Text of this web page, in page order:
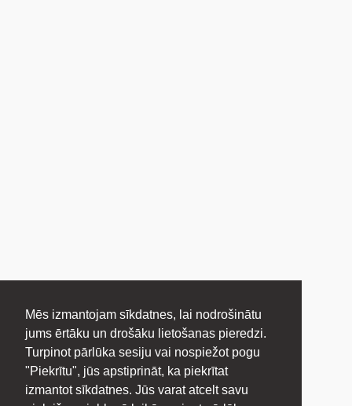
Mēs izmantojam sīkdatnes, lai nodrošinātu
jums ērtāku un drošāku lietošanas pieredzi.
Turpinot pārlūka sesiju vai nospiežot pogu
"Piekrītu", jūs apstiprināt, ka piekrītat
izmantot sīkdatnes. Jūs varat atcelt savu